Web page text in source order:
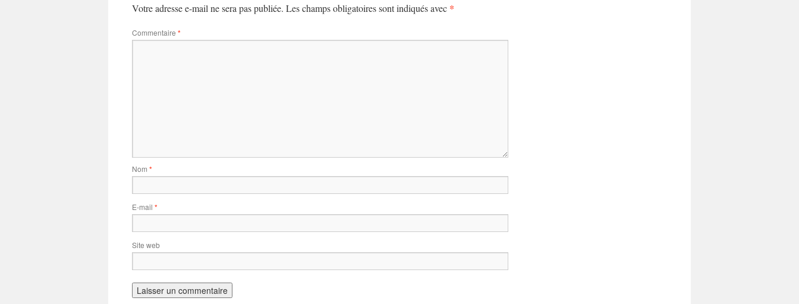
Votre adresse e-mail ne sera pas publiée. Les champs obligatoires sont indiqués avec *
Commentaire *
Nom *
E-mail *
Site web